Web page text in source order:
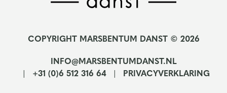
COPYRIGHT MARSBENTUM DANST © 2026
INFO@MARSBENTUMDANST.NL
+31 (0)6 512 316 64
PRIVACYVERKLARING